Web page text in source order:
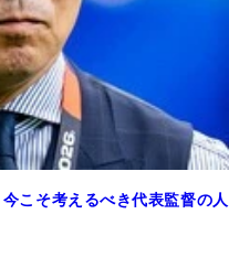
こそ考えるべき代表監督の人